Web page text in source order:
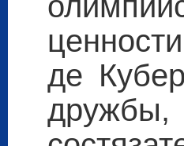
де